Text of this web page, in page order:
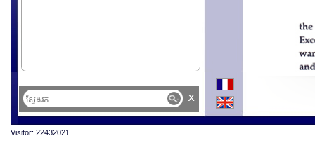
x
Visitor: 22432021